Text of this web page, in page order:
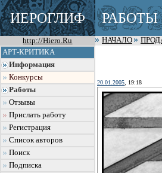
ИЕРОГЛИФ РАБОТЫ
http://Hiero.Ru НАЧАЛО
АРТ-КРИТИКА
Информация
Конкурсы
Работы
Отзывы
Прислать работу
Регистрация
Список авторов
Поиск
Подписка
20.01.2005 , 19:18